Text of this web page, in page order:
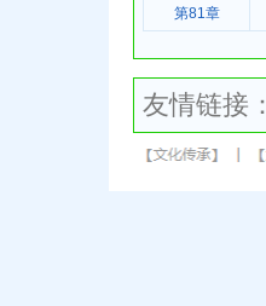
第81章
友情链接：